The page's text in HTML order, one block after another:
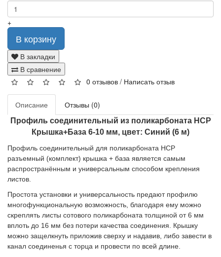
+
В корзину
В закладки
В сравнение
0 отзывов / Написать отзыв
Описание Отзывы (0)
Профиль соединительный из поликарбоната HCP
Крышка+База 6-10 мм, цвет: Синий (6 м)
Профиль соединительный для поликарбоната HCP
разъемный (комплект) крышка + база является самым
распространённым и универсальным способом крепления
листов.
Простота установки и универсальность предают профилю
многофункциональную возможность, благодаря ему можно
скреплять листы сотового поликарбоната толщиной от 6 мм
вплоть до 16 мм без потери качества соединения. Крышку
можно защелкнуть приложив сверху и надавив, либо завести в
канал соединенья с торца и провести по всей длине.